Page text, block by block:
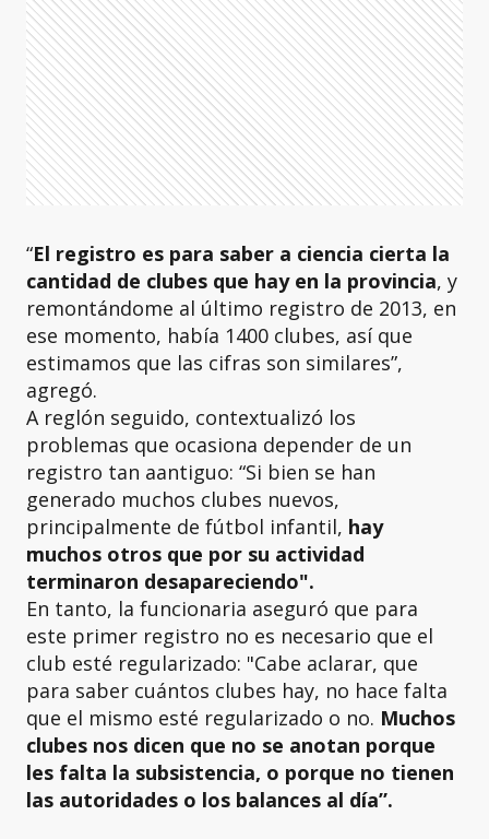
“El registro es para saber a ciencia cierta la
cantidad de clubes que hay en la provincia, y
remontándome al último registro de 2013, en
ese momento, había 1400 clubes, así que
estimamos que las cifras son similares”,
agregó.
A reglón seguido, contextualizó los
problemas que ocasiona depender de un
registro tan aantiguo: “Si bien se han
generado muchos clubes nuevos,
principalmente de fútbol infantil, hay
muchos otros que por su actividad
terminaron desapareciendo".
En tanto, la funcionaria aseguró que para
este primer registro no es necesario que el
club esté regularizado: "Cabe aclarar, que
para saber cuántos clubes hay, no hace falta
que el mismo esté regularizado o no. Muchos
clubes nos dicen que no se anotan porque
les falta la subsistencia, o porque no tienen
las autoridades o los balances al día”.